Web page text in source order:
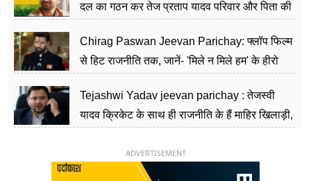
दल का गठन कर तेज प्रताप यादव परिवार और पिता की
Chirag Paswan Jeevan Parichay: फ्लॉप फिल्म
से हिट राजनीति तक, जानें- 'मिले न मिले हम' के हीरो
Tejashwi Yadav jeevan parichay : तेजस्वी
यादव क्रिकेट के साथ ही राजनीति के हैं माहिर खिलाड़ी,
ADVERTISEMENT